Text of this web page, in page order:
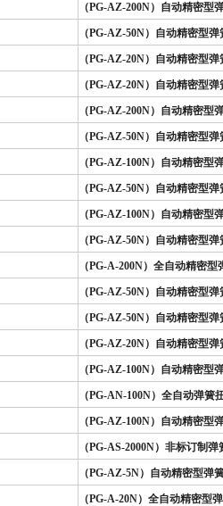
（PG-AZ-200N）自动精密型
（PG-AZ-50N）自动精密型
（PG-AZ-20N）自动精密型
（PG-AZ-20N）自动精密型
（PG-AZ-200N）自动精密型
（PG-AZ-50N）自动精密型
（PG-AZ-100N）自动精密型
（PG-AZ-50N）自动精密型
（PG-AZ-100N）自动精密型
（PG-AZ-50N）自动精密型
（PG-A-200N）全自动精密型
（PG-AZ-50N）自动精密型
（PG-AZ-50N）自动精密型
（PG-AZ-20N）自动精密型
（PG-AZ-100N）自动精密型
（PG-AN-100N）全自动弹簧
（PG-AZ-100N）自动精密型
（PG-AS-2000N）非标订制
（PG-AZ-5N）自动精密型弹
（PG-A-20N）全自动精密型